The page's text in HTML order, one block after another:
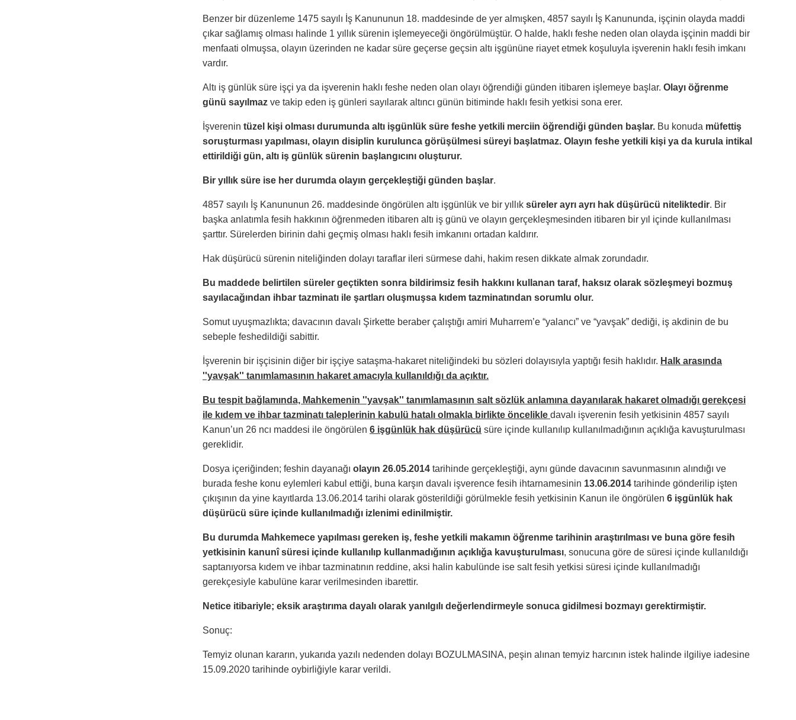
Benzer bir düzenleme 1475 sayılı İş Kanununun 18. maddesinde de yer almışken, 4857 sayılı İş Kanununda, işçinin olayda maddi
çıkar sağlamış olması halinde 1 yıllık sürenin işlemeyeceği öngörülmüştür. O halde, haklı feshe neden olan olayda işçinin maddi bir
menfaati olmuşsa, olayın üzerinden ne kadar süre geçerse geçsin altı işgününe riayet etmek koşuluyla işverenin haklı fesih imkanı
vardır.
Altı iş günlük süre işçi ya da işverenin haklı feshe neden olan olayı öğrendiği günden itibaren işlemeye başlar. Olayı öğrenme
günü sayılmaz ve takip eden iş günleri sayılarak altıncı günün bitiminde haklı fesih yetkisi sona erer.
İşverenin tüzel kişi olması durumunda altı işgünlük süre feshe yetkili merciin öğrendiği günden başlar. Bu konuda müfettiş
soruşturması yapılması, olayın disiplin kurulunca görüşülmesi süreyi başlatmaz. Olayın feshe yetkili kişi ya da kurula intikal
ettirildiği gün, altı iş günlük sürenin başlangıcını oluşturur.
Bir yıllık süre ise her durumda olayın gerçekleştiği günden başlar.
4857 sayılı İş Kanununun 26. maddesinde öngörülen altı işgünlük ve bir yıllık süreler ayrı ayrı hak düşürücü niteliktedir. Bir
başka anlatımla fesih hakkının öğrenmeden itibaren altı iş günü ve olayın gerçekleşmesinden itibaren bir yıl içinde kullanılması
şarttır. Sürelerden birinin dahi geçmiş olması haklı fesih imkanını ortadan kaldırır.
Hak düşürücü sürenin niteliğinden dolayı taraflar ileri sürmese dahi, hakim resen dikkate almak zorundadır.
Bu maddede belirtilen süreler geçtikten sonra bildirimsiz fesih hakkını kullanan taraf, haksız olarak sözleşmeyi bozmuş
sayılacağından ihbar tazminatı ile şartları oluşmuşsa kıdem tazminatından sorumlu olur.
Somut uyuşmazlıkta; davacının davalı Şirkette beraber çalıştığı amiri Muharrem’e “yalancı” ve “yavşak” dediği, iş akdinin de bu
sebeple feshedildiği sabittir.
İşverenin bir işçisinin diğer bir işçiye sataşma-hakaret niteliğindeki bu sözleri dolayısıyla yaptığı fesih haklıdır. Halk arasında
''yavşak'' tanımlamasının hakaret amacıyla kullanıldığı da açıktır.
Bu tespit bağlamında, Mahkemenin ''yavşak'' tanımlamasının salt sözlük anlamına dayanılarak hakaret olmadığı gerekçesi
ile kıdem ve ihbar tazminatı taleplerinin kabulü hatalı olmakla birlikte öncelikle davalı işverenin fesih yetkisinin 4857 sayılı
Kanun’un 26 ncı maddesi ile öngörülen 6 işgünlük hak düşürücü süre içinde kullanılıp kullanılmadığının açıklığa kavuşturulması
gereklidir.
Dosya içeriğinden; feshin dayanağı olayın 26.05.2014 tarihinde gerçekleştiği, aynı günde davacının savunmasının alındığı ve
burada feshe konu eylemleri kabul ettiği, buna karşın davalı işverence fesih ihtarnamesinin 13.06.2014 tarihinde gönderilip işten
çıkışının da yine kayıtlarda 13.06.2014 tarihi olarak gösterildiği görülmekle fesih yetkisinin Kanun ile öngörülen 6 işgünlük hak
düşürücü süre içinde kullanılmadığı izlenimi edinilmiştir.
Bu durumda Mahkemece yapılması gereken iş, feshe yetkili makamın öğrenme tarihinin araştırılması ve buna göre fesih
yetkisinin kanunî süresi içinde kullanılıp kullanmadığının açıklığa kavuşturulması, sonucuna göre de süresi içinde kullanıldığı
saptanıyorsa kıdem ve ihbar tazminatının reddine, aksi halin kabulünde ise salt fesih yetkisi süresi içinde kullanılmadığı
gerekçesiyle kabulüne karar verilmesinden ibarettir.
Netice itibariyle; eksik araştırıma dayalı olarak yanılgılı değerlendirmeyle sonuca gidilmesi bozmayı gerektirmiştir.
Sonuç:
Temyiz olunan kararın, yukarıda yazılı nedenden dolayı BOZULMASINA, peşin alınan temyiz harcının istek halinde ilgiliye iadesine
15.09.2020 tarihinde oybirliğiyle karar verildi.